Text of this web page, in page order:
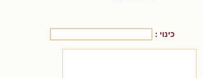
כינוי :